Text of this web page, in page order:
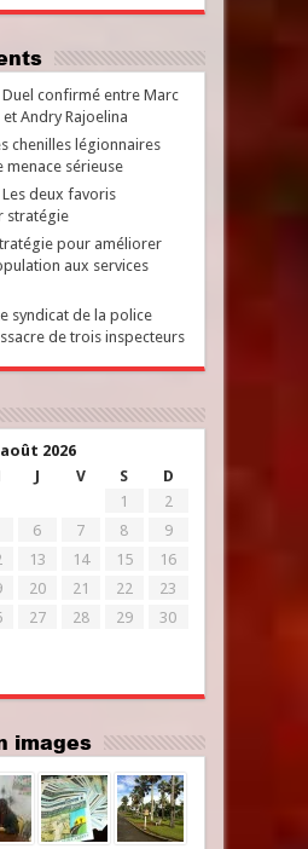
confirmé entre Marc
Andry Rajoelina
chenilles légionnaires
menace sérieuse
deux favoris
stratégie
pour améliorer
aux services
syndicat de la police
de trois inspecteurs
août 2026
J V S D
1
2
6 7 8
9
13 14 15
16
20 21 22
23
27 28 29
30
images